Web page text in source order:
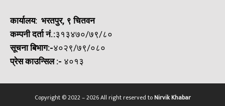
कार्यालय: भरतपुर, ९ चितवन
कम्पनी दर्ता नं.:३१३४७०/७९/८०
सूचना बिभाग:-४०२९/७९/०८०
प्रेस काउन्सिल:- ४०१३
Copyright © 2022 – 2026 All right reserved toNirvik Khabar